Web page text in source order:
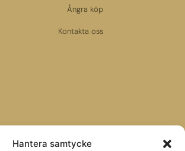
Hantera samtycke
Ångra köp
Kontakta oss